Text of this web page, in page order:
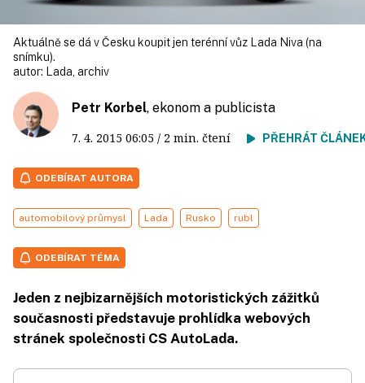
Aktuálně se dá v Česku koupit jen terénní vůz Lada Niva (na
snímku).
autor:
Lada, archiv
Petr Korbel, ekonom a publicista
7. 4. 2015 06:05 / 2 min. čtení PŘEHRÁT
ODEBÍRAT AUTORA
automobilový průmysl Lada Rusko rubl
ODEBÍRAT TÉMA
Jeden z nejbizarnějších motoristických zážitků
současnosti představuje prohlídka webových
stránek společnosti CS AutoLada.